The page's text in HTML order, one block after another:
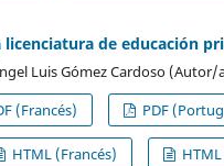
de educación
Luis Gómez Cardoso (Autor/
(Francés) PDF
HTML (Francés)